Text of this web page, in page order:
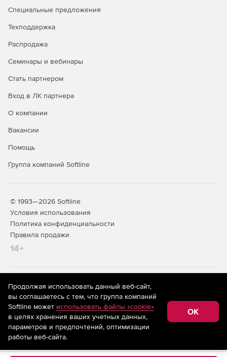
Специальные предложения
Техподдержка
Распродажа
Семинары и вебинары
Стать партнером
Вход в ЛК партнера
О компании
Вакансии
Помощь
Группа компаний Softline
© 1993—2026 Softline
Условия использования
Политика конфиденциальности
Правила продажи
14+
На информационном ресурсе store.softline.ru применяются
рекомендательные технологии
(информационные технологии
предоставления информации на основе сбора,
систематизации и анализа сведений, относящихся к
предпочтениям пользователей сети «Интернет»,
находящихся на территории Российской Федерации)
Продолжая использовать данный веб-сайт,
вы соглашаетесь с тем, что группа компаний
Softline может использовать файлы «cookie»
в целях хранения ваших учетных данных,
параметров и предпочтений, оптимизации
работы веб-сайта.
OK